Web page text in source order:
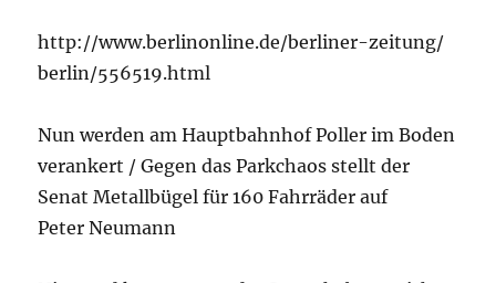
http://www.berlinonline.de/berliner-zeitung/
berlin/556519.html
Nun werden am Hauptbahnhof Poller im Boden
verankert / Gegen das Parkchaos stellt der
Senat Metallbügel für 160 Fahrräder auf
Peter Neumann